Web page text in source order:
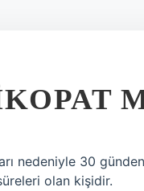
nedeniyle 30 günden
olan kişidir.